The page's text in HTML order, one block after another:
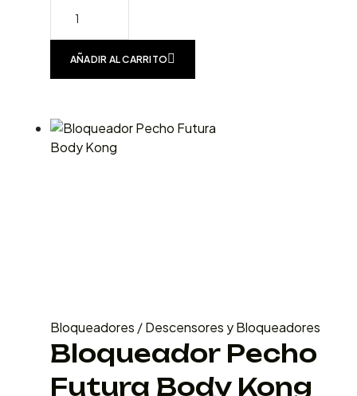
AÑADIR AL CARRITO
Bloqueadores /Descensores y Bloqueadores
Bloqueador Pecho
Futura Body Kong